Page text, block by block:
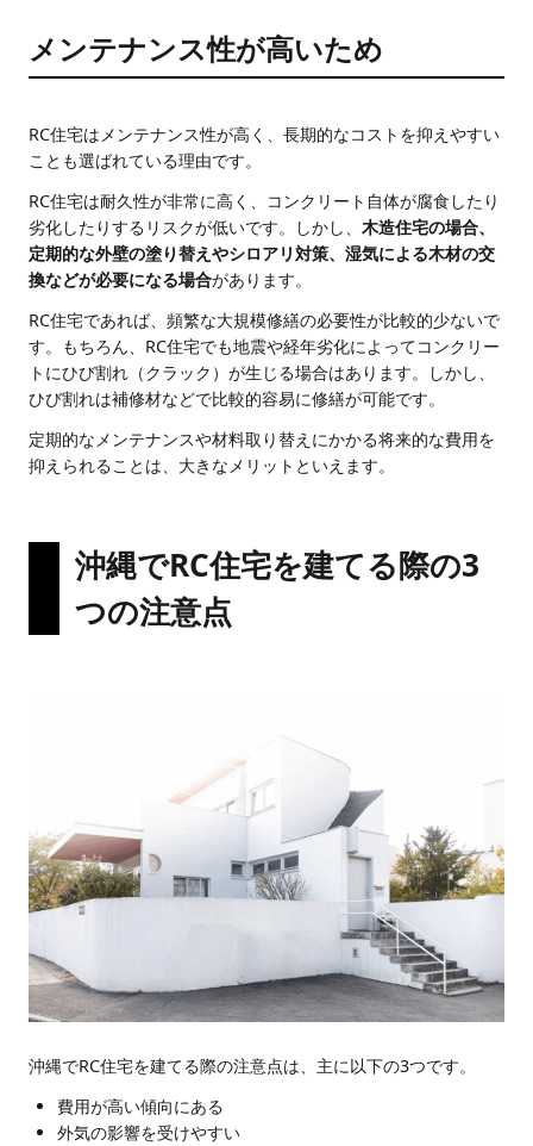
メンテナンス性が高いため
RC住宅はメンテナンス性が高く、長期的なコストを抑えやすい
ことも選ばれている理由です。
RC住宅は耐久性が非常に高く、コンクリート自体が腐食したり
劣化したりするリスクが低いです。しかし、 木造住宅の場合、
定期的な外壁の塗り替えやシロアリ対策、湿気による木材の交
換などが必要になる場合があります。
RC住宅であれば、頻繁な大規模修繕の必要性が比較的少ないで
す。もちろん、RC住宅でも地震や経年劣化によってコンクリー
トにひび割れ（クラック）が生じる場合はあります。しかし、
ひび割れは補修材などで比較的容易に修繕が可能です。
定期的なメンテナンスや材料取り替えにかかる将来的な費用を
抑えられることは、大きなメリットといえます。
沖縄でRC住宅を建てる際の3
つの注意点
沖縄でRC住宅を建てる際の注意点は、主に以下の3つです。
費用が高い傾向にある
外気の影響を受けやすい